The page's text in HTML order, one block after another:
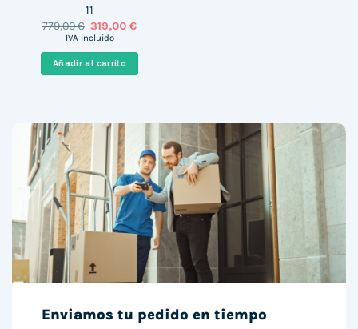
11
779,00€ El
precio
era:
779,00 €.
319,00€El
es:
319,00 €.
IVA incluido
Añadir al carrito
Enviamos tu pedido en tiempo